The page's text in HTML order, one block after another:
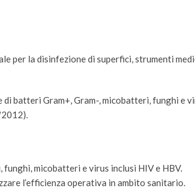
per la disinfezione di superfici, strumenti
di batteri Gram+, Gram-, micobatteri,
micobatteri e virus inclusi HIV e HBV.
l’efficienza operativa in ambito sanitario.